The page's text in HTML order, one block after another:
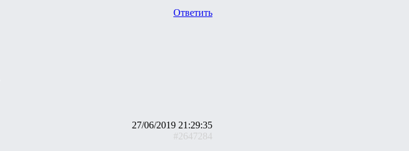
Ответить
27/06/2019 21:29:35
#2647284